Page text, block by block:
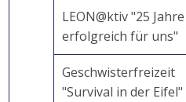
LEON@ktiv "25 Jahre
erfolgreich für uns"
Geschwisterfreizeit
"Survival in der Eifel"